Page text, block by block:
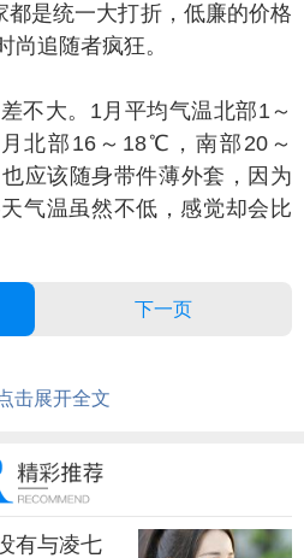
都是统一大打折，低廉的价格
尚追随者疯狂。
大。1月平均气温北部1～
北部16～18℃，南部20～
应该随身带件薄外套，因为
气温虽然不低，感觉却会比
下一页
击展开全文
有与凌七